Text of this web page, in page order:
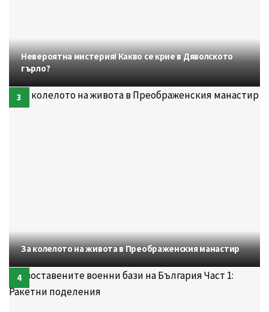
Невероятна мистерия! Какво се крие в Дяволското
гърло?
За колелото на живота в Преображенския манастир